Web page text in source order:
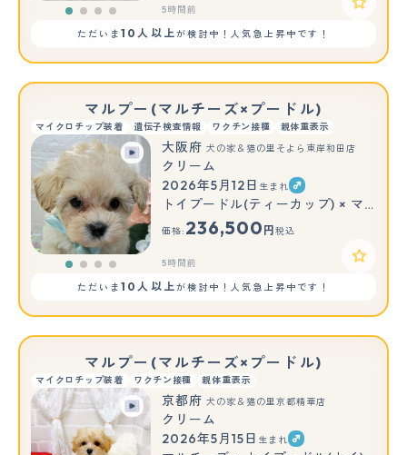
5時間前
ただいま10人以上が検討中！人気急上昇中です！
マルプー(マルチーズ×プードル)
マイクロチップ装着 遺伝子検査情報 ワクチン接種 親体重表示
大阪府 犬の家＆猫の里そよら東岸和田店
クリーム
2026年5月12日 生まれ
トイプードル(ティーカップ) × マルチーズ
価格: 236,500 円 税込
5時間前
ただいま10人以上が検討中！人気急上昇中です！
マルプー(マルチーズ×プードル)
マイクロチップ装着 ワクチン接種 親体重表示
京都府 犬の家＆猫の里京都精華店
クリーム
2026年5月15日 生まれ